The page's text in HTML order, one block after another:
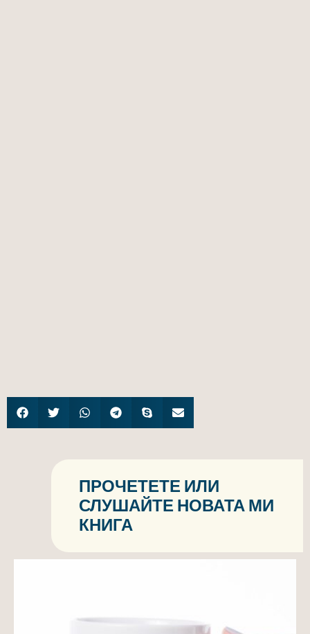
ПРОЧЕТЕТЕ ИЛИ
СЛУШАЙТЕ НОВАТА МИ
КНИГА